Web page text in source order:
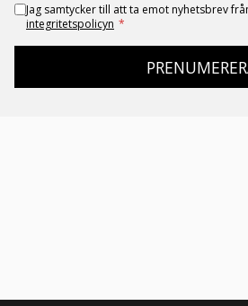
Jag samtycker till att ta emot nyhetsbrev
integritetspolicyn *